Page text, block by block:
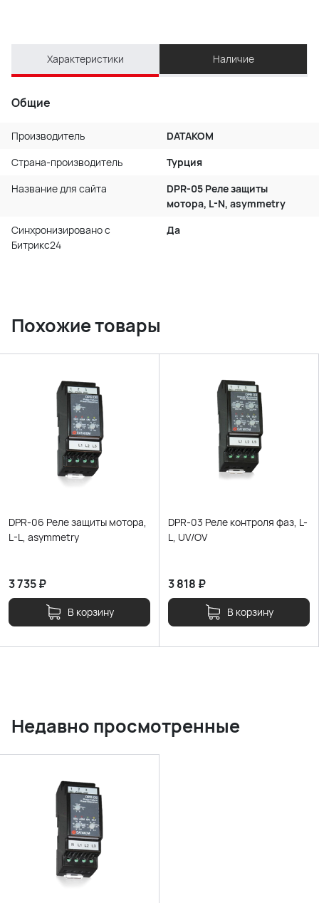
Характеристики Наличие
Общие
Производитель
DATAKOM
Страна-производитель
Турция
Название для сайта
DPR-05 Реле защиты
мотора, L-N, asymmetry
Синхронизировано с
Битрикс24
Да
Похожие товары
DPR-06 Реле защиты мотора,
L-L, asymmetry
3 735₽
В корзину
DPR-03 Реле контроля фаз, L-
L, UV/OV
3 818 ₽
В корзину
Недавно просмотренные